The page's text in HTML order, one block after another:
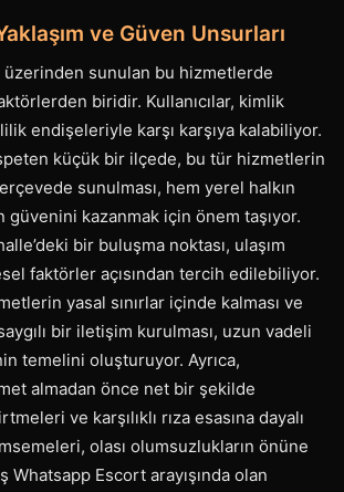
ve Güven Unsurları
sunulan bu hizmetlerde
biridir. Kullanıcılar, kimlik
endişeleriyle karşı karşıya kalabiliyor.
küçük bir ilçede, bu tür hizmetlerin
sunulması, hem yerel halkın
kazanmak için önem taşıyor.
bir buluşma noktası, ulaşım
faktörler açısından tercih edilebiliyor.
yasal sınırlar içinde kalması ve
bir iletişim kurulması, uzun vadeli
temelini oluşturuyor. Ayrıca,
almadan önce net bir şekilde
ve karşılıklı rıza esasına dayalı
olası olumsuzlukların önüne
Whatsapp Escort arayışında olan